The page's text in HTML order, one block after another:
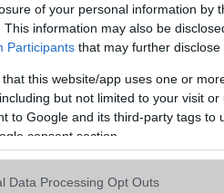
of your personal information by
This information may also be
Participants that may further
that this website/app uses one or
but not limited to your visit
to Google and its third-party tags to
consent section.
Data Processing Opt Outs
ADATCSERE
GPRS
EDGE
WAP
MMS